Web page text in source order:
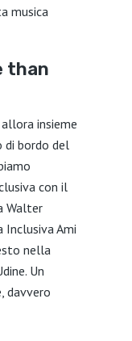
musica
than
insieme
di bordo del
con il
Walter
Inclusiva Ami
nella
Un
davvero